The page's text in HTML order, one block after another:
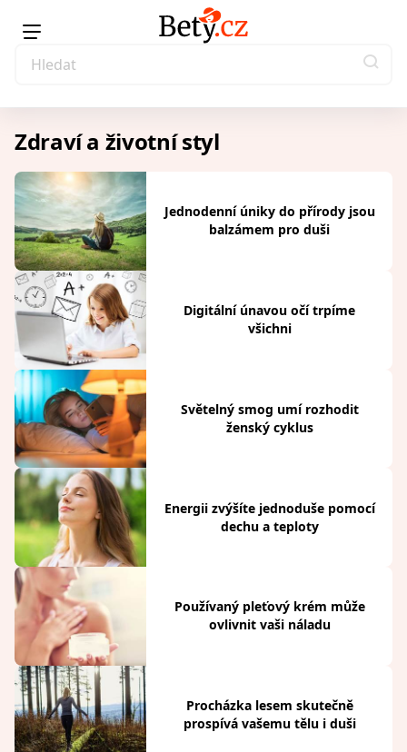
Zdraví a životní styl
Jednodenní úniky do přírody jsou
balzámem pro duši
Digitální únavou očí trpíme
všichni
Světelný smog umí rozhodit
ženský cyklus
Energii zvýšíte jednoduše pomocí
dechu a teploty
Používaný pleťový krém může
ovlivnit vaši náladu
Procházka lesem skutečně
prospívá vašemu tělu i duši